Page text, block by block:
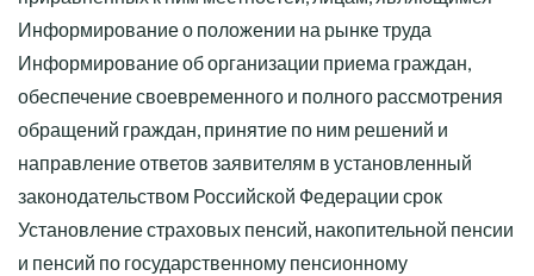
Информирование о положении на рынке труда
Информирование об организации приема граждан,
обеспечение своевременного и полного рассмотрения
обращений граждан, принятие по ним решений и
направление ответов заявителям в установленный
законодательством Российской Федерации срок
Установление страховых пенсий, накопительной пенсии
и пенсий по государственному пенсионному